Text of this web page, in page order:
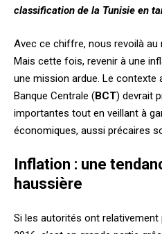
classification de la Tunisie en
Avec ce chiffre, nous revoilà au
Mais cette fois, revenir à une
une mission ardue. Le contexte
Banque Centrale (BCT) devrait
importantes tout en veillant à
économiques, aussi précaires
Inflation : une
haussière
Si les autorités ont relativement